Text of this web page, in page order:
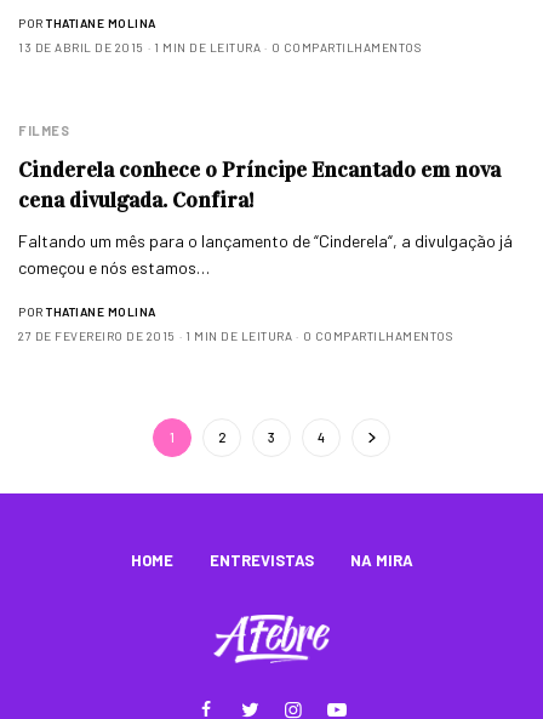
POR THATIANE MOLINA
13 DE ABRIL DE 2015
1 MIN DE LEITURA 0 COMPARTILHAMENTOS
FILMES
Cinderela conhece o Príncipe Encantado em nova
cena divulgada. Confira!
Faltando um mês para o lançamento de “Cinderela“, a divulgação já
começou e nós estamos…
POR THATIANE MOLINA
27 DE FEVEREIRO DE 2015
1 MIN DE LEITURA 0 COMPARTILHAMENTOS
1 2 3 4
HOME ENTREVISTAS NA MIRA